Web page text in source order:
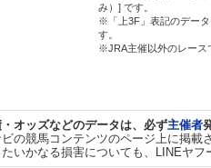
み）] です。
※「上3F」表記のデー
す。
※JRA主催以外のレース
オッズなどのデータは、必ず主催者
の競馬コンテンツのページ上に掲
いかなる損害についても、LINEヤフ